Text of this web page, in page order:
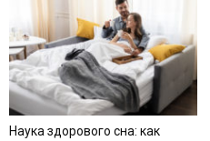
Наука здорового сна: как